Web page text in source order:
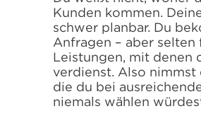
Kunden kommen.
schwer planbar. Du
Anfragen – aber selten
Leistungen, mit denen
verdienst. Also nimmst
die du bei
niemals wählen